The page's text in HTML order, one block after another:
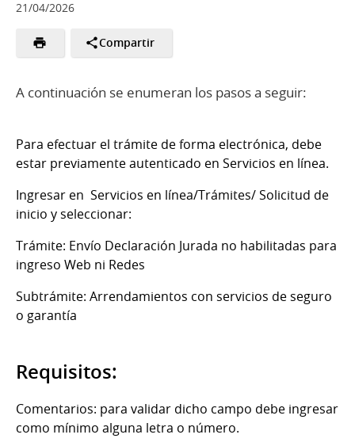
21/04/2026
Compartir
A continuación se enumeran los pasos a seguir:
Para efectuar el trámite de forma electrónica, debe
estar previamente autenticado en Servicios en línea.
Ingresar en Servicios en línea/Trámites/ Solicitud de
inicio y seleccionar:
Trámite: Envío Declaración Jurada no habilitadas para
ingreso Web ni Redes
Subtrámite: Arrendamientos con servicios de seguro
o garantía
Requisitos:
Comentarios: para validar dicho campo debe ingresar
como mínimo alguna letra o número.